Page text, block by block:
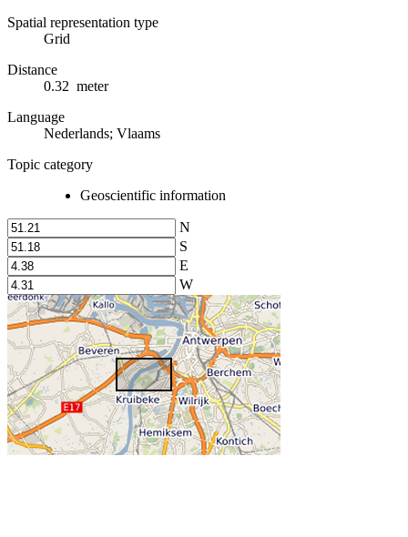
Spatial representation type
Grid
Distance
0.32 meter
Language
Nederlands; Vlaams
Topic category
Geoscientific information
N
S
E
W